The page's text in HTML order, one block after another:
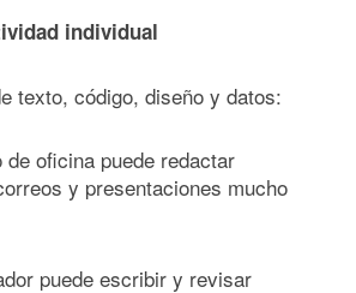
individual
texto, código, diseño y datos:
de oficina puede redactar
y presentaciones mucho
puede escribir y revisar